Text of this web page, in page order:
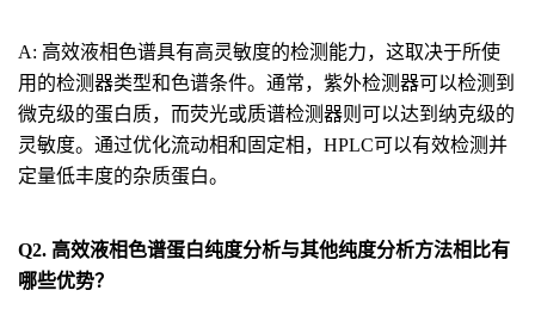
A: 高效液相色谱具有高灵敏度的检测能力，这取决于所使
用的检测器类型和色谱条件。通常，紫外检测器可以检测到
微克级的蛋白质，而荧光或质谱检测器则可以达到纳克级的
灵敏度。通过优化流动相和固定相，HPLC可以有效检测并
定量低丰度的杂质蛋白。
Q2. 高效液相色谱蛋白纯度分析与其他纯度分析方法相比有
哪些优势？